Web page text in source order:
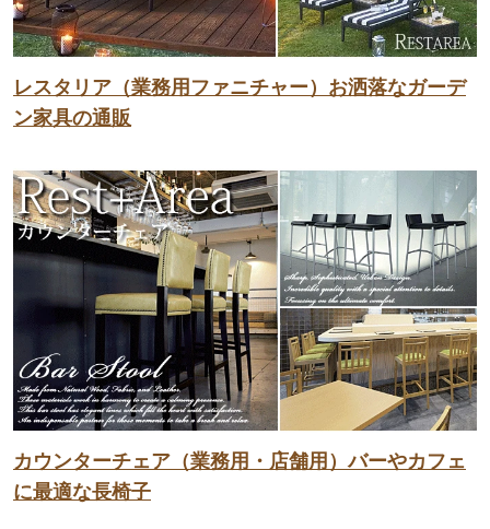
レスタリア（業務用ファニチャー）お洒落なガーデ
ン家具の通販
カウンターチェア（業務用・店舗用）バーやカフェ
に最適な長椅子